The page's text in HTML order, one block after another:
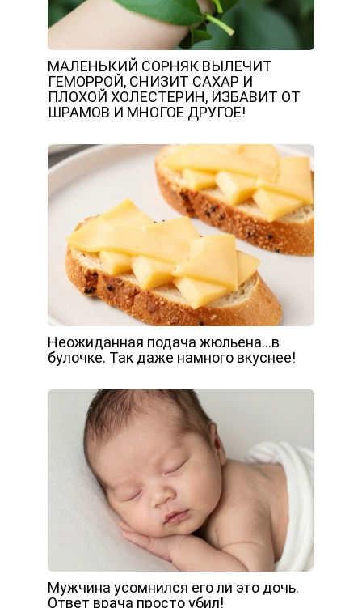
МАЛЕНЬКИЙ СОРНЯК ВЫЛЕЧИТ
ГЕМОРРОЙ, СНИЗИТ САХАР И
ПЛОХОЙ ХОЛЕСТЕРИН, ИЗБАВИТ ОТ
ШРАМОВ И МНОГОЕ ДРУГОЕ!
Неожиданная подача жюльена…в
булочке. Так даже намного вкуснее!
Мужчина усомнился его ли это дочь.
Ответ врача просто убил!